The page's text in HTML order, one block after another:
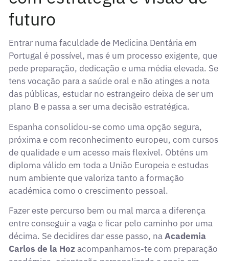
futuro
Entrar numa faculdade de Medicina Dentária em
Portugal é possível, mas é um processo exigente, que
pede preparação, dedicação e uma média elevada. Se
tens vocação para a saúde oral e não atinges a nota
das públicas, estudar no estrangeiro deixa de ser um
plano B e passa a ser uma decisão estratégica.
Espanha consolidou-se como uma opção segura,
próxima e com reconhecimento europeu, com cursos
de qualidade e um acesso mais flexível. Obténs um
diploma válido em toda a União Europeia e estudas
num ambiente que valoriza tanto a formação
académica como o crescimento pessoal.
Fazer este percurso bem ou mal marca a diferença
entre conseguir a vaga e ficar pelo caminho por uma
décima. Se decidires dar esse passo, naAcademia
Carlos de la Hoz acompanhamos-te com preparação